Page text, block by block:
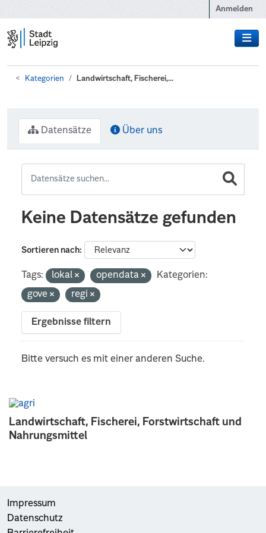
Anmelden
Kategorien Landwirtschaft, Fischerei,...
Landwirtschaft, Fischerei, Forstwirtschaft und
Nahrungsmittel
Datensätze Über uns
Keine Datensätze gefunden
Sortieren nach
Tags: lokal opendata
Kategorien:
gove
regi
Ergebnisse filtern
Bitte versuch es mit einer anderen Suche.
Impressum
Datenschutz